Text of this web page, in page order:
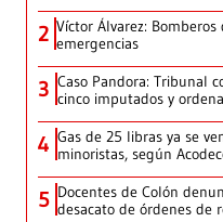
2 Víctor Álvarez:
emergencias
3 Caso Pandora: Tribunal
cinco imputados y
4 Gas de 25 libras ya se
minoristas, según
5 Docentes de Colón
desacato de órdenes de